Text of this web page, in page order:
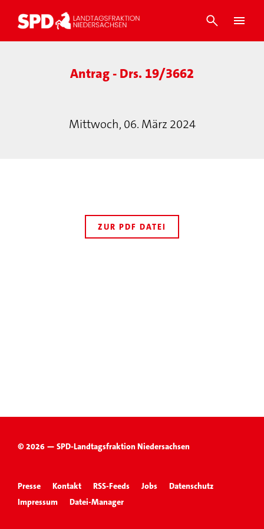
Antrag - Drs. 19/3662
Mittwoch, 06. März 2024
ZUR PDF DATEI
© 2026 — SPD-Landtagsfraktion Niedersachsen
Presse Kontakt RSS-Feeds Jobs
Datenschutz
Impressum
Datei-Manager